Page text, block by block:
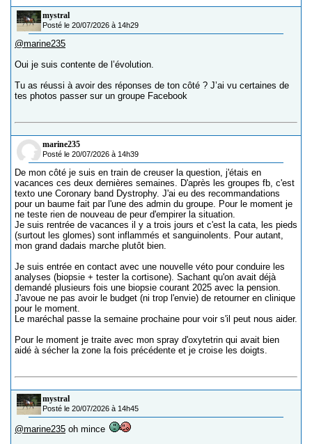
mystral
Posté le 20/07/2026 à 14h29
@marine235
Oui je suis contente de l’évolution.
Tu as réussi à avoir des réponses de ton côté ? J’ai vu certaines de
tes photos passer sur un groupe Facebook
marine235
Posté le 20/07/2026 à 14h39
De mon côté je suis en train de creuser la question, j'étais en
vacances ces deux dernières semaines. D'après les groupes fb, c'est
texto une Coronary band Dystrophy. J'ai eu des recommandations
pour un baume fait par l'une des admin du groupe. Pour le moment je
ne teste rien de nouveau de peur d'empirer la situation.
Je suis rentrée de vacances il y a trois jours et c'est la cata, les pieds
(surtout les glomes) sont inflammés et sanguinolents. Pour autant,
mon grand dadais marche plutôt bien.
Je suis entrée en contact avec une nouvelle véto pour conduire les
analyses (biopsie + tester la cortisone). Sachant qu'on avait déjà
demandé plusieurs fois une biopsie courant 2025 avec la pension.
J'avoue ne pas avoir le budget (ni trop l'envie) de retourner en clinique
pour le moment.
Le maréchal passe la semaine prochaine pour voir s'il peut nous aider.
Pour le moment je traite avec mon spray d'oxytetrin qui avait bien
aidé à sécher la zone la fois précédente et je croise les doigts.
mystral
Posté le 20/07/2026 à 14h45
@marine235 oh mince